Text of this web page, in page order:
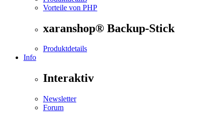
Vorteile von PHP
xaranshop® Backup-Stick
Produktdetails
Info
Interaktiv
Newsletter
Forum